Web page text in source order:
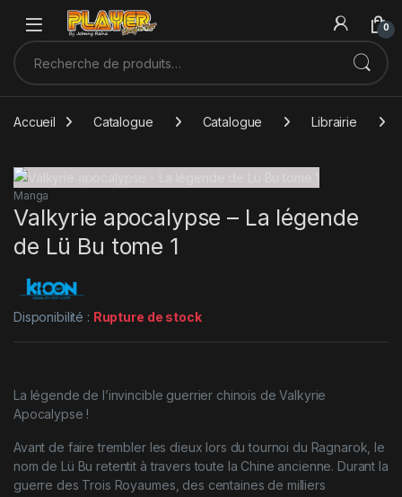
Sauter à la navigation
Skip to content
0
Recherche pour :
Accueil Catalogue Catalogue Librairie
Manga
Valkyrie apocalypse – La légende
de Lü Bu tome 1
Disponibilité : Rupture de stock
La légende de l’invincible guerrier chinois de Valkyrie
Apocalypse !
Avant de faire trembler les dieux lors du tournoi du Ragnarok, le
nom de Lü Bu retentit à travers toute la Chine ancienne. Durant la
guerre des Trois Royaumes, des centaines de milliers